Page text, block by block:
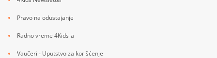
Pravo na odustajanje
Radno vreme 4Kids-a
Vaučeri - Uputstvo za korišćenje